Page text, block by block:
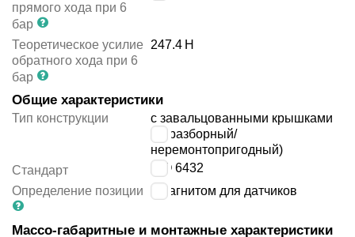
прямого хода при 6
бар
Теоретическое усилие
обратного хода при 6
бар
247.4 Н
Общие характеристики
Тип конструкции
с завальцованными крышками
(неразборный/
неремонтопригодный)
Стандарт
ISO 6432
Определение позиции
с магнитом для датчиков
Массо-габаритные и монтажные характеристики